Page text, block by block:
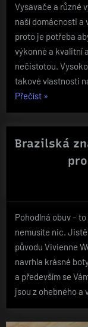
Vysavače a různé
naší domácnosti a
proto je potřeba
výkonné a kvalitní
nečistotou.
takové vlastnosti
Přečíst„Vyčistěte
domov
dokonale“
»
Brazilská
Pohodlná obuv –
nemusíte nic.
původu Vivienne
navrhla krásné
a především se
jsou z ohebného